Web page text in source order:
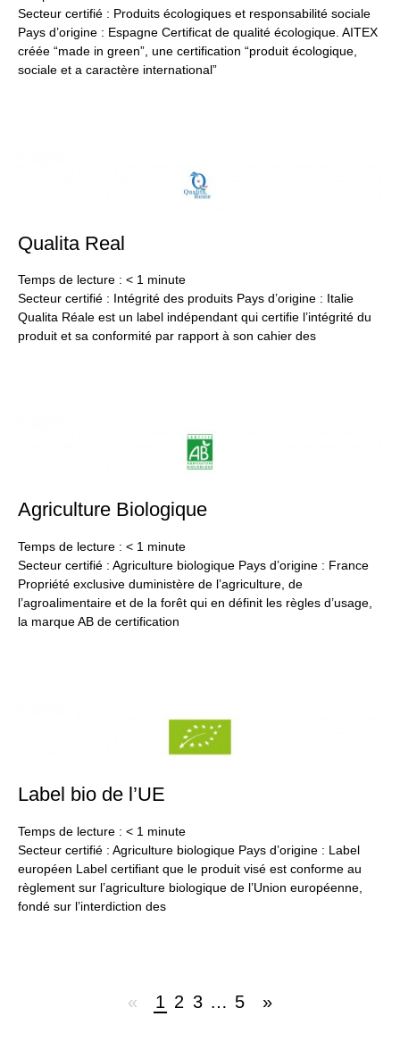
Secteur certifié : Produits écologiques et responsabilité sociale
Pays d’origine : Espagne Certificat de qualité écologique. AITEX
créée “made in green”, une certification “produit écologique,
sociale et a caractère international”
Qualita Real
Temps de lecture : < 1 minute
Secteur certifié : Intégrité des produits Pays d’origine : Italie
Qualita Réale est un label indépendant qui certifie l’intégrité du
produit et sa conformité par rapport à son cahier des
Agriculture Biologique
Temps de lecture : < 1 minute
Secteur certifié : Agriculture biologique Pays d’origine : France
Propriété exclusive duministère de l’agriculture, de
l’agroalimentaire et de la forêt qui en définit les règles d’usage,
la marque AB de certification
Label bio de l’UE
Temps de lecture : < 1 minute
Secteur certifié : Agriculture biologique Pays d’origine : Label
européen Label certifiant que le produit visé est conforme au
règlement sur l’agriculture biologique de l’Union européenne,
fondé sur l’interdiction des
« 1 2 3 … 5 »